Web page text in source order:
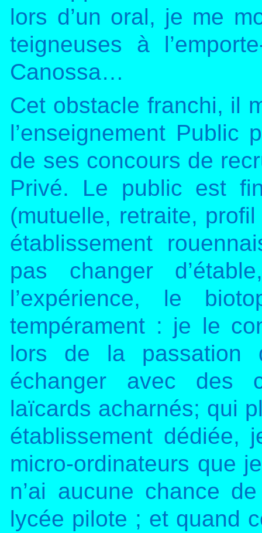
lors d’un oral, je me
teigneuses à
Canossa…
Cet obstacle franchi, il
l’enseignement Public
de ses concours de
Privé. Le public est
(mutuelle, retraite, profil
établissement
pas changer
l’expérience, le
tempérament : je le
lors de la passation
échanger avec des
laïcards acharnés; qui
établissement dédiée,
micro-ordinateurs que
n’ai aucune chance
lycée pilote ; et quand